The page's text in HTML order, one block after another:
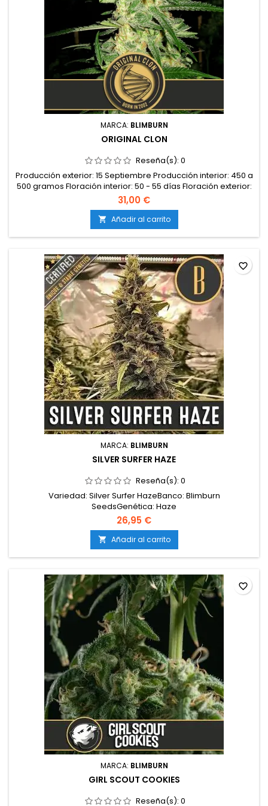
MARCA: BLIMBURN
ORIGINAL CLON
Reseña(s): 0
Producción exterior: 15 Septiembre Producción interior: 450 a
500 gramos Floración interior: 50 - 55 días Floración exterior:
No Autofloreciente: No Tipo: Indica Genética: Skunk x Afghani
Efectos: No Feminizada: Sí Altura: 2 - 3 metros CBD: 0,6%
Sabor: No THC: 18 - 20%
31,00 €
 Añadir al carrito
MARCA: BLIMBURN
SILVER SURFER HAZE
Reseña(s): 0
Variedad: Silver Surfer HazeBanco: Blimburn
SeedsGenética: Haze
dominanteDominancia: SativaTipo: FeminizadaTHC: AltoFloración
interior: 9–10 semanasFloración exterior: Mediados/finales
de octubreProducción interior: Media – altaProducción
exterior: Media – altaAltura: AltaEfecto: Cerebral, energético
y creativoNivel...
26,95 €
 Añadir al carrito
favorite_border
MARCA: BLIMBURN
GIRL SCOUT COOKIES
Reseña(s): 0
favorite_border